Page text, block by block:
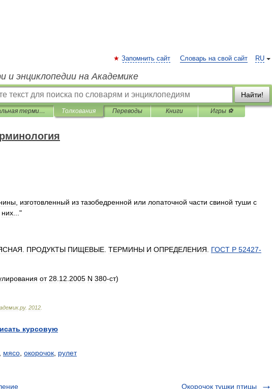
RU
Запомнить сайт Словарь на свой сайт
и энциклопедии на Академике
Найти!
Официальная терминология Толкования Переводы Книги Игры ⚽
изготовленный из тазобедренной или лопаточной части свиной туши с
них ..."
ПРОДУКТЫ ПИЩЕВЫЕ ТЕРМИНЫ И ОПРЕДЕЛЕНИЯ ГОСТ Р 52427-
от 28 12 2005 N 380-ст)
.ру. 2012
курсовую
мясо окорочок рулет
Окорочок тушки птицы